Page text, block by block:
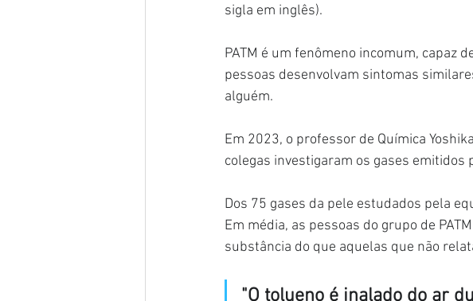
sigla em inglês).
PATM é um fenômeno incomum, capaz
pessoas desenvolvam sintomas
alguém.
Em 2023, o professor de Química
colegas investigaram os gases emitidos
Dos 75 gases da pele estudados pela
Em média, as pessoas do grupo de
substância do que aquelas que não
"O tolueno é inalado do ar